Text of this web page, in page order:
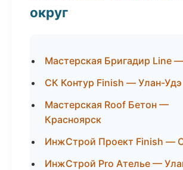
округ
Мастерская Бригадир Line
СК Контур Finish — Улан-Удэ
Мастерская Roof Бетон —
Красноярск
ИнжСтрой Проект Finish —
ИнжСтрой Pro Ателье —